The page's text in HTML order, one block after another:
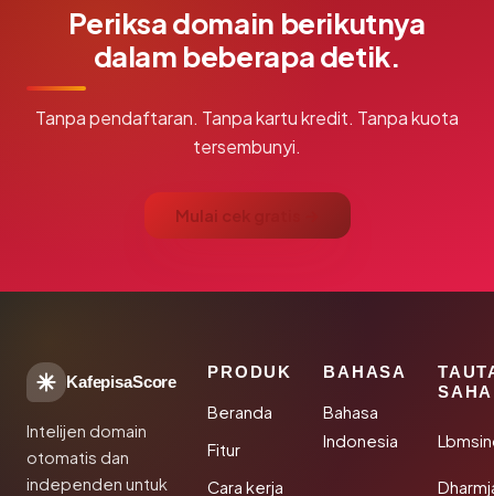
Periksa domain berikutnya
dalam beberapa detik.
Tanpa pendaftaran. Tanpa kartu kredit. Tanpa kuota
tersembunyi.
Mulai cek gratis →
KafepisaScore
Intelijen domain
otomatis dan
independen untuk
PRODUK
Beranda
Fitur
Cara kerja
BAHASA
Bahasa
Indonesia